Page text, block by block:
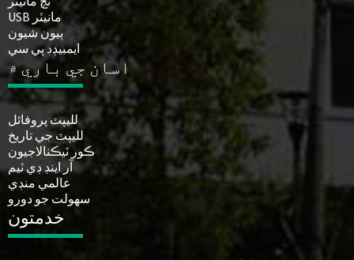
USB مانيٽر
ٻيون شيون
ايمبيڊڊ پي سي
اسان جي باري ۾
لليپٽ پروفائل
لليپٽ جي تاريخ
ڪور ٽيڪنالاجيون
آر اينڊ ڊي ٽيم
عالمي منڊي
سهولت جو دورو
خدمتون